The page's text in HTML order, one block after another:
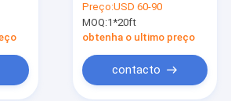
900x900
Preço:USD 60-90
MOQ:1*20ft
obtenha o ultimo preço
contacto